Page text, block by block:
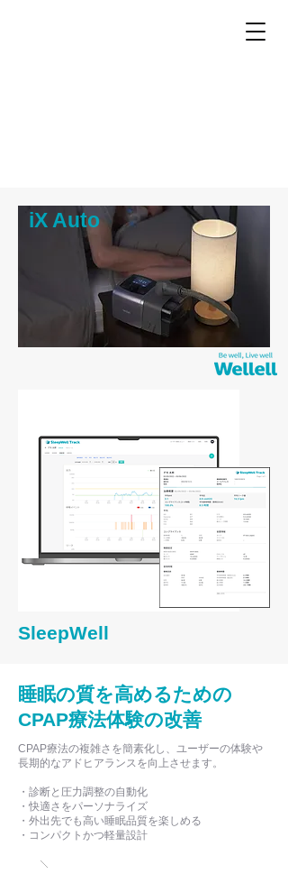
iX Auto
SleepWell
睡眠の質を高めるための
CPAP療法体験の改善
CPAP療法の複雑さを簡素化し、ユーザーの体験や
長期的なアドヒアランスを向上させます。
・診断と圧力調整の自動化
・快適さをパーソナライズ
・外出先でも高い睡眠品質を楽しめる
​・コンパクトかつ軽量設計